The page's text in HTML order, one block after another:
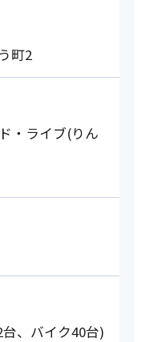
町2
・ライブ(りん
、バイク40台)